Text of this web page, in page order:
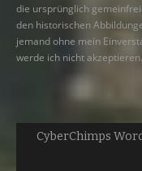
die ursprünglich
den historischen
jemand ohne mein
werde ich nicht akzeptieren.
CyberChimps